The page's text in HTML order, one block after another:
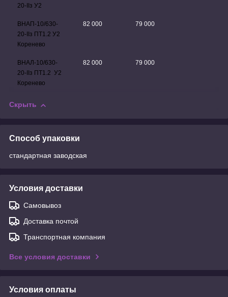
20-IIз У2
ВНАП-10/630-
20- IIз ПТ1.2 У2
Коренево
82 000 79 000
ВНАЛ-10/630-
20- IIз ПТ1.2 У2
Коренево
82 000 79 000
Скрыть
Способ упаковки
стандартная заводская
Условия доставки
Самовывоз
Доставка почтой
Транспортная компания
Все условия доставки
Условия оплаты